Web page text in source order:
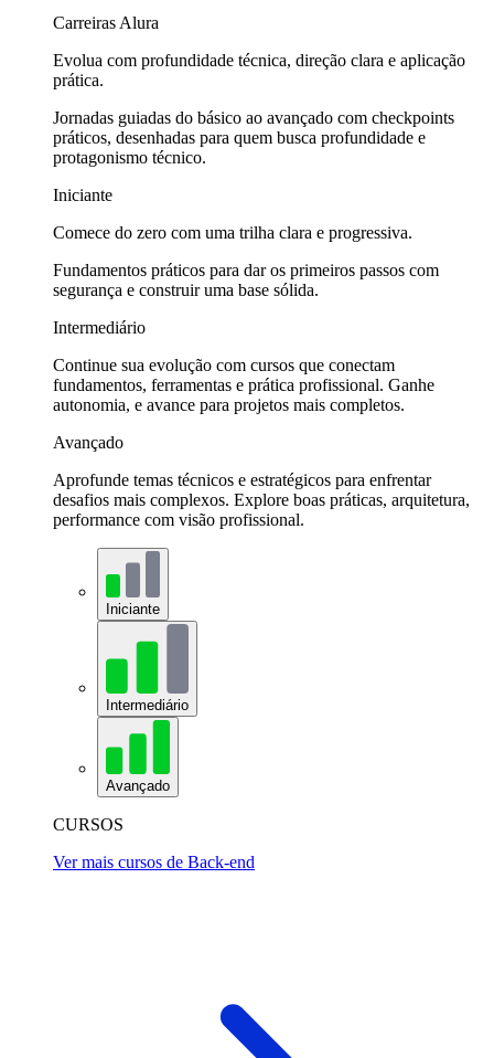
Carreiras Alura
Evolua com profundidade técnica, direção clara e aplicação
prática.
Jornadas guiadas do básico ao avançado com checkpoints
práticos, desenhadas para quem busca profundidade e
protagonismo técnico.
Iniciante
Comece do zero com uma trilha clara e progressiva.
Fundamentos práticos para dar os primeiros passos com
segurança e construir uma base sólida.
Intermediário
Continue sua evolução com cursos que conectam
fundamentos, ferramentas e prática profissional. Ganhe
autonomia, e avance para projetos mais completos.
Avançado
Aprofunde temas técnicos e estratégicos para enfrentar
desafios mais complexos. Explore boas práticas, arquitetura,
performance com visão profissional.
Iniciante
Intermediário
Avançado
CURSOS
Ver mais cursos de Back-end